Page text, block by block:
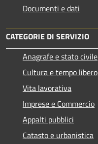
Documenti e dati
CATEGORIE DI SERVIZIO
Anagrafe e stato civile
Cultura e tempo libero
Vita lavorativa
Imprese e Commercio
Appalti pubblici
Catasto e urbanistica